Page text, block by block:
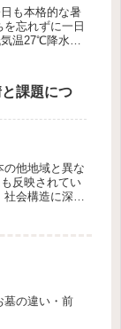
も本格的な暑
忘れずに一日
温27℃降水確
課題につ
の他地域と異な
反映されてい
会構造に深く
墓の違い・前